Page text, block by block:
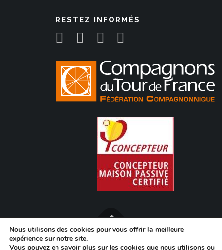
RESTEZ INFORMÉS
Copyright © 2020 Pegorier Charpente IMENTIONS LÉGALES I
Nous utilisons des cookies pour vous offrir la meilleure
expérience sur notre site.
Vous pouvez en savoir plus sur les cookies que nous utilisons ou